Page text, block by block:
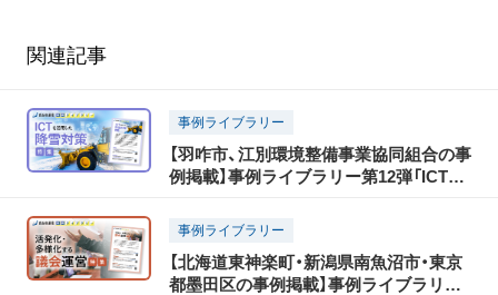
関連記事
事例ライブラリー
【羽咋市、江別環境整備事業協同組合の事
例掲載】事例ライブラリー第12弾「ICTを
事例ライブラリー
【北海道東神楽町・新潟県南魚沼市・東京
都墨田区の事例掲載】事例ライブラリー